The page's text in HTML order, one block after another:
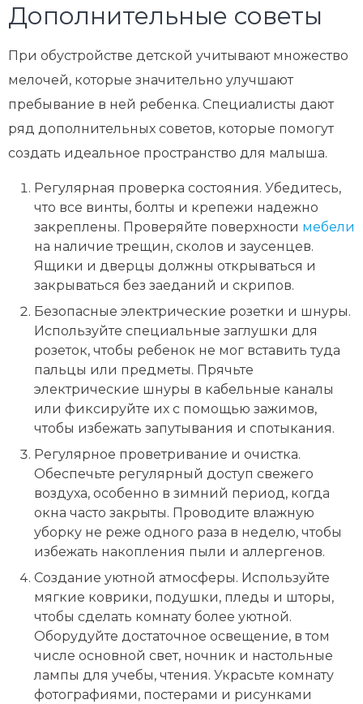
Дополнительные советы
При обустройстве детской учитывают множество
мелочей, которые значительно улучшают
пребывание в ней ребенка. Специалисты дают
ряд дополнительных советов, которые помогут
создать идеальное пространство для малыша.
Регулярная проверка состояния. Убедитесь,
что все винты, болты и крепежи надежно
закреплены. Проверяйте поверхности мебели
на наличие трещин, сколов и заусенцев.
Ящики и дверцы должны открываться и
закрываться без заеданий и скрипов.
Безопасные электрические розетки и шнуры.
Используйте специальные заглушки для
розеток, чтобы ребенок не мог вставить туда
пальцы или предметы. Прячьте
электрические шнуры в кабельные каналы
или фиксируйте их с помощью зажимов,
чтобы избежать запутывания и спотыкания.
Регулярное проветривание и очистка.
Обеспечьте регулярный доступ свежего
воздуха, особенно в зимний период, когда
окна часто закрыты. Проводите влажную
уборку не реже одного раза в неделю, чтобы
избежать накопления пыли и аллергенов.
Создание уютной атмосферы. Используйте
мягкие коврики, подушки, пледы и шторы,
чтобы сделать комнату более уютной.
Оборудуйте достаточное освещение, в том
числе основной свет, ночник и настольные
лампы для учебы, чтения. Украсьте комнату
фотографиями, постерами и рисунками